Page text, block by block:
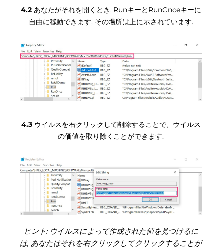
4.2あなたがそれを開くとき, RunキーとRunOnceキーに
自由に移動できます, その場所は上に示されています.
4.3ウイルスを右クリックして削除することで、ウイルス
の価値を取り除くことができます.
ヒント: ウイルスによって作成された値を見つけるに
は, あなたはそれを右クリックしてクリックすることが